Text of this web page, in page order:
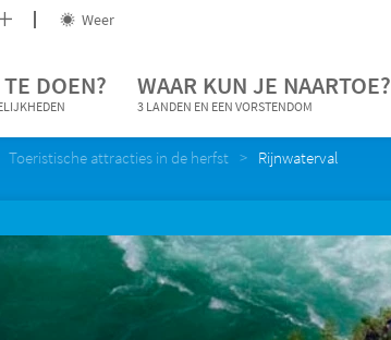
Weer
DOEN? WAAR KUN JE NAARTOE?
3 LANDEN EN EEN VORSTENDOM
Toeristische attracties in de herfst Rijnwaterval